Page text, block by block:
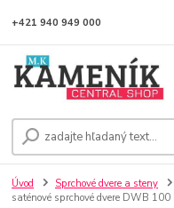
+421 940 949 000
Úvod Sprchové dvere a steny
saténové sprchové dvere DWB 100